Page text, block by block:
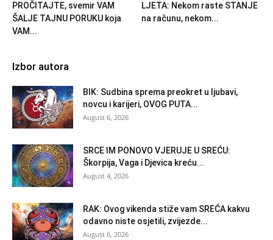
PROČITAJTE, svemir VAM
ŠALJE TAJNU PORUKU koja
VAM...
LJETA: Nekom raste STANJE
na računu, nekom...
Izbor autora
BIK: Sudbina sprema preokret u ljubavi,
novcu i karijeri, OVOG PUTA...
August 6, 2026
SRCE IM PONOVO VJERUJE U SREĆU:
Škorpija, Vaga i Djevica kreću...
August 4, 2026
RAK: Ovog vikenda stiže vam SREĆA kakvu
odavno niste osjetili, zvijezde...
August 6, 2026